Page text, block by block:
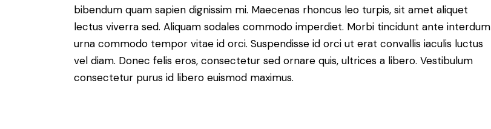
bibendum quam sapien dignissim mi. Maecenas rhoncus leo turpis, sit amet aliquet
lectus viverra sed. Aliquam sodales commodo imperdiet. Morbi tincidunt ante interdum
urna commodo tempor vitae id orci. Suspendisse id orci ut erat convallis iaculis luctus
vel diam. Donec felis eros, consectetur sed ornare quis, ultrices a libero. Vestibulum
consectetur purus id libero euismod maximus.